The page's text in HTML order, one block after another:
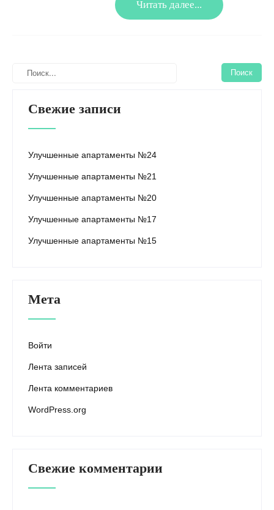
Читать далее...
Свежие записи
Улучшенные апартаменты №24
Улучшенные апартаменты №21
Улучшенные апартаменты №20
Улучшенные апартаменты №17
Улучшенные апартаменты №15
Мета
Войти
Лента записей
Лента комментариев
WordPress.org
Свежие комментарии